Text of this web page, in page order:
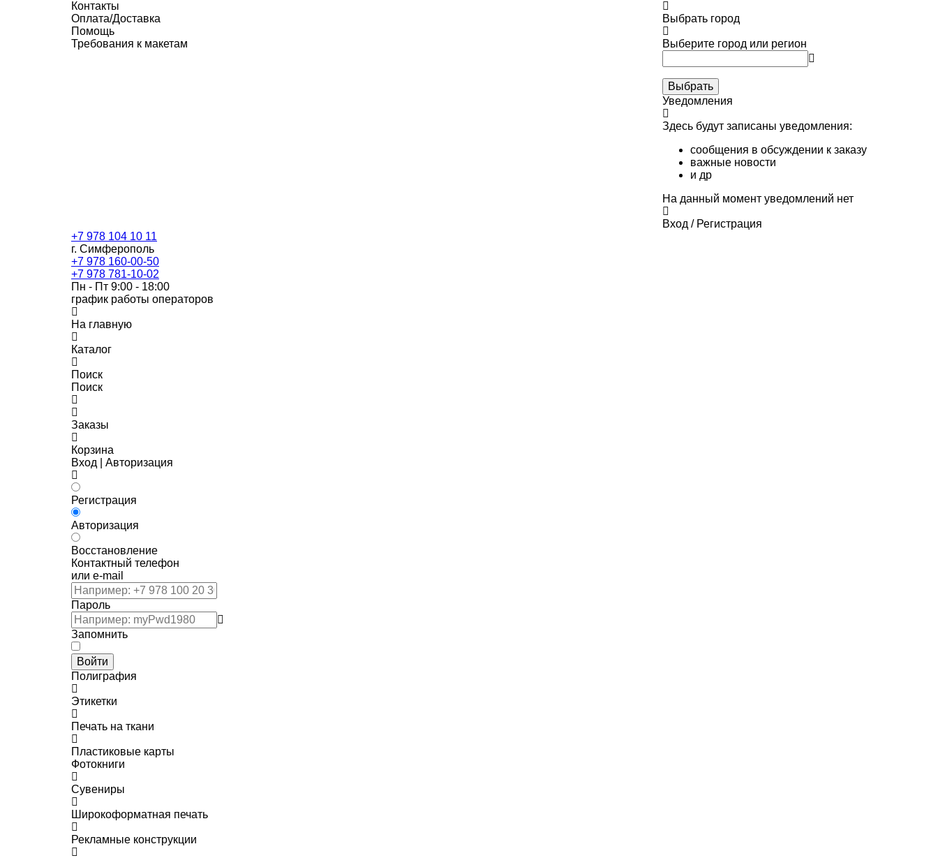
Контакты
Оплата/Доставка
Помощь
Требования к макетам
Выбрать город
Выберите город или регион
Выбрать
Уведомления
Здесь будут записаны уведомления:
сообщения в обсуждении к заказу
важные новости
и др
На данный момент уведомлений нет
Вход / Регистрация
+7 978 104 10 11
г. Симферополь
+7 978 160-00-50
+7 978 781-10-02
Пн - Пт 9:00 - 18:00
график работы операторов
На главную
Каталог
Поиск
Поиск
Заказы
Корзина
Вход | Авторизация
Регистрация
Авторизация
Восстановление
Контактный телефон
или e-mail
Пароль
Запомнить
Войти
Полиграфия
Этикетки
Печать на ткани
Пластиковые карты
Фотокниги
Сувениры
Широкоформатная печать
Рекламные конструкции